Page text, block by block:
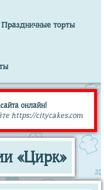
Праздничные торты
онлайн!
https://citycakes.com
«Цирк»